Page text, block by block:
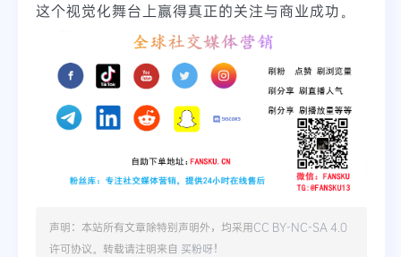
这个视觉化舞台上赢得真正的关注与商业成功。
声明：本站所有文章除特别声明外，均采用CC BY-NC-SA 4.0
许可协议。转载请注明来自 买粉呀！